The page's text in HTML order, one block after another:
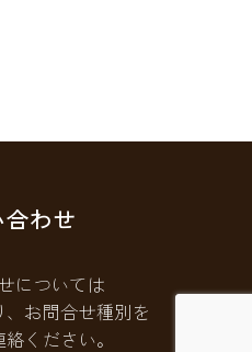
わせ
については
お問合せ種別を
ください。